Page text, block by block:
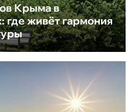
Крыма в
где живёт гармония